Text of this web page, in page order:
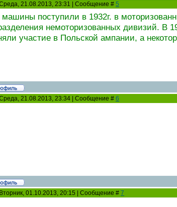
21.08.2013, 23:31 | Сообщение # 5
поступили в 1932г. в
немоторизованных дивизий. В
участие в Польской ампании, а
21.08.2013, 23:34 | Сообщение # 6
01.10.2013, 20:15 | Сообщение # 7